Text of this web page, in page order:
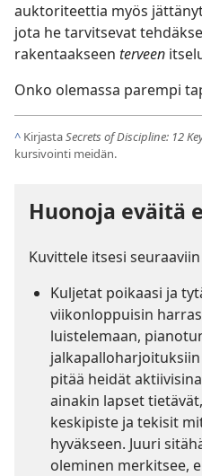
auktoriteettia myös
jota he tarvitsevat
rakentaakseen terveen
Onko olemassa parempi
^ KirjastaSecrets of Discipline: 12
kursivointi meidän.
Huonoja eväitä
Kuvittele itsesi
Kuljetat poikaasi ja
viikonloppuisin
luistelemaan,
pitää heidät
ainakin lapset
keskipiste ja tekisit
hyväkseen. Juuri
oleminen merkitsee,